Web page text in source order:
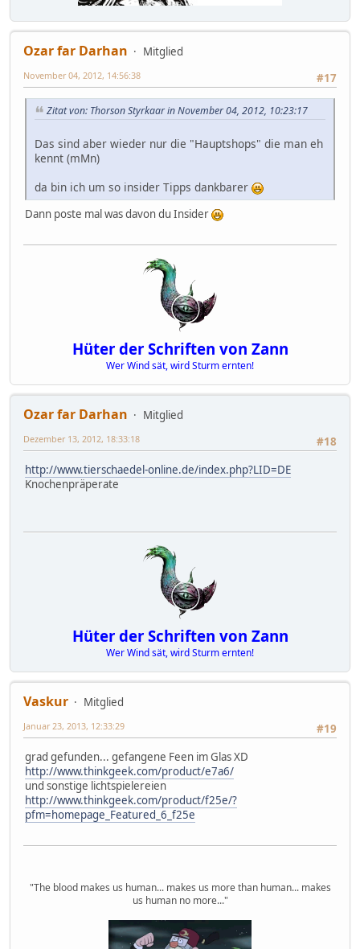
Ozar far Darhan
Mitglied
#17
November 04, 2012, 14:56:38
Zitat von: Thorson Styrkaar in November 04, 2012, 10:23:17
Das sind aber wieder nur die "Hauptshops" die man eh
kennt (mMn)
da bin ich um so insider Tipps dankbarer
Dann poste mal was davon du Insider
Hüter der Schriften von Zann
Wer Wind sät, wird Sturm ernten!
Ozar far Darhan
Mitglied
#18
Dezember 13, 2012, 18:33:18
http://www.tierschaedel-online.de/index.php?LID=DE
Knochenpräperate
Hüter der Schriften von Zann
Wer Wind sät, wird Sturm ernten!
Vaskur
Mitglied
#19
Januar 23, 2013, 12:33:29
grad gefunden... gefangene Feen im Glas XD
http://www.thinkgeek.com/product/e7a6/
und sonstige lichtspielereien
http://www.thinkgeek.com/product/f25e/?
pfm=homepage_Featured_6_f25e
"The blood makes us human... makes us more than human... makes
us human no more..."